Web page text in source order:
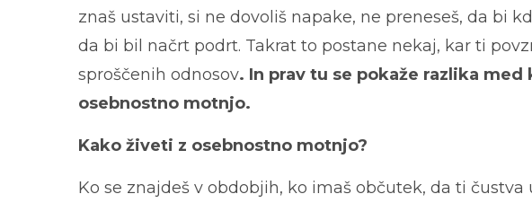
znaš ustaviti, si ne dovoliš napake, ne preneseš, da bi
da bi bil načrt podrt. Takrat to postane nekaj, kar ti
sproščenih odnosov. In prav tu se pokaže razlika
osebnostno motnjo.
Kako živeti z osebnostno motnjo?
Ko se znajdeš v obdobjih, ko imaš občutek, da ti